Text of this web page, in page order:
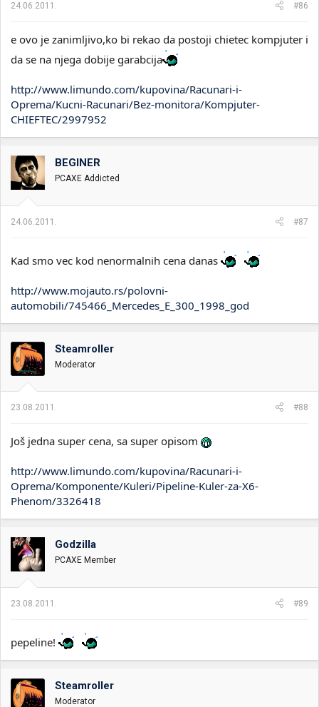
24.06.2011. #86
e ovo je zanimljivo,ko bi rekao da postoji chietec kompjuter i
da se na njega dobije garabcija
http://www.limundo.com/kupovina/Racunari-i-
Oprema/Kucni-Racunari/Bez-monitora/Kompjuter-
CHIEFTEC/2997952
BEGINER
PCAXE Addicted
24.06.2011. #87
Kad smo vec kod nenormalnih cena danas
http://www.mojauto.rs/polovni-
automobili/745466_Mercedes_E_300_1998_god
Steamroller
Moderator
23.08.2011. #88
Još jedna super cena, sa super opisom
http://www.limundo.com/kupovina/Racunari-i-
Oprema/Komponente/Kuleri/Pipeline-Kuler-za-X6-
Phenom/3326418
Godzilla
PCAXE Member
23.08.2011. #89
pepeline!
Steamroller
Moderator